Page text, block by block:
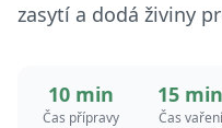
zasytí a dodá živiny
10 min
Čas přípravy
15 min
Čas vaření